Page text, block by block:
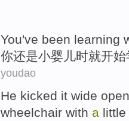
You've been learning
你还是小婴儿时就开
youdao
He kicked it wide
wheelchair with a little